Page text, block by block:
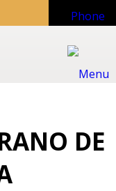
DE